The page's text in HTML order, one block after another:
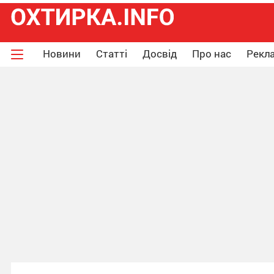
Новини Статті Досвід Про нас